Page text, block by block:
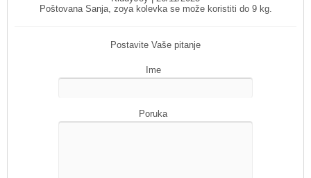
Poštovana Sanja, zoya kolevka se može koristiti do 9 kg.
Postavite Vaše pitanje
Ime
Poruka